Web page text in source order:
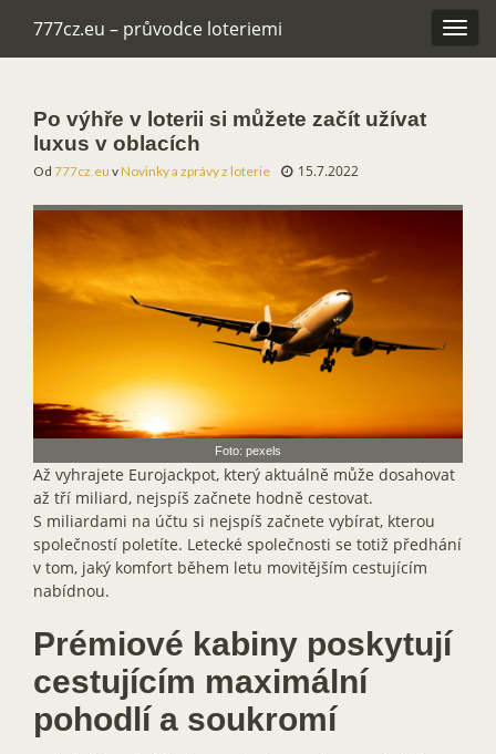
777cz.eu – průvodce loteriemi
Po výhře v loterii si můžete začít užívat
luxus v oblacích
Od 777cz.eu vNovinky a zprávy z loterie 15.7.2022
Foto: pexels
Až vyhrajete Eurojackpot, který aktuálně může dosahovat
až tří miliard, nejspíš začnete hodně cestovat.
S miliardami na účtu si nejspíš začnete vybírat, kterou
společností poletíte. Letecké společnosti se totiž předhání
v tom, jaký komfort během letu movitějším cestujícím
nabídnou.
Prémiové kabiny poskytují
cestujícím maximální
pohodlí a soukromí